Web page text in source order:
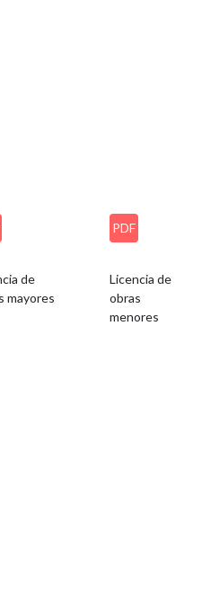
de
mayores
PDF
Licencia de
obras
menores